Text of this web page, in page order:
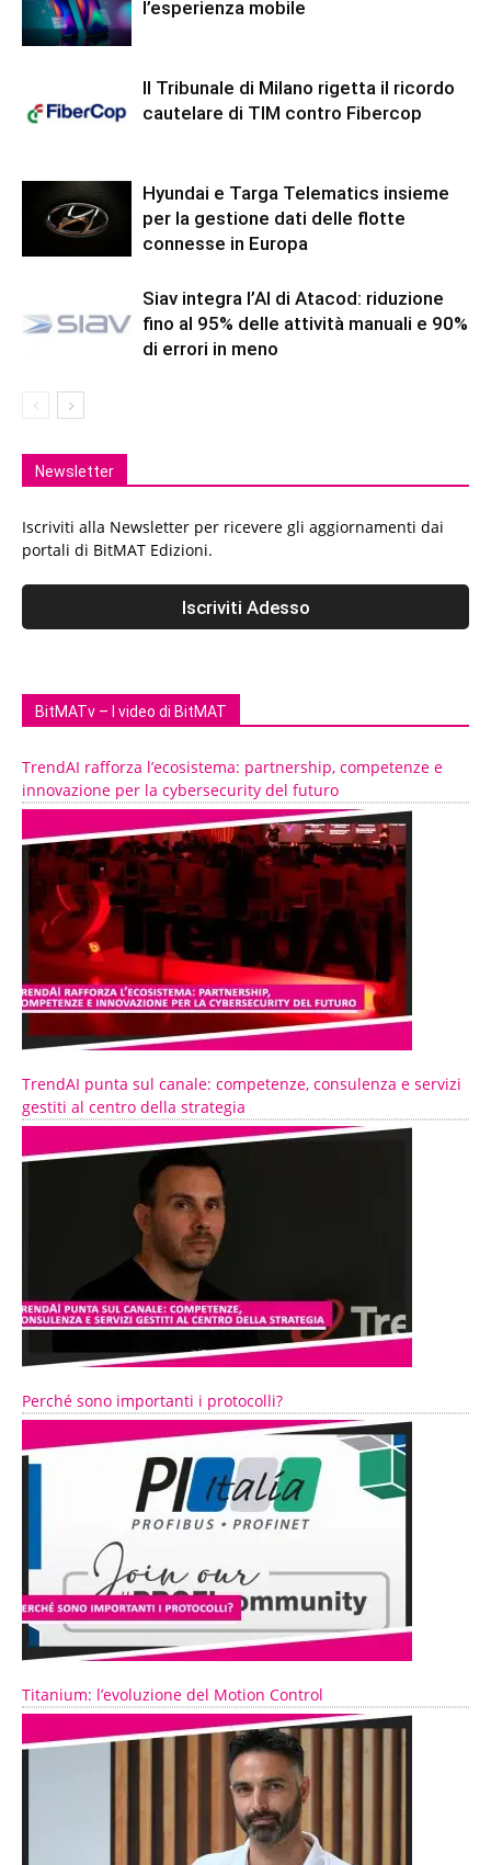
l’esperienza mobile
Il Tribunale di Milano rigetta il ricordo
cautelare di TIM contro Fibercop
Hyundai e Targa Telematics insieme
per la gestione dati delle flotte
connesse in Europa
Siav integra l’AI di Atacod: riduzione
fino al 95% delle attività manuali e 90%
di errori in meno
Newsletter
Iscriviti alla Newsletter per ricevere gli aggiornamenti dai
portali di BitMAT Edizioni.
BitMATv – I video di BitMAT
TrendAI rafforza l’ecosistema: partnership, competenze e
innovazione per la cybersecurity del futuro
TrendAI punta sul canale: competenze, consulenza e servizi
gestiti al centro della strategia
Perché sono importanti i protocolli?
Titanium: l’evoluzione del Motion Control